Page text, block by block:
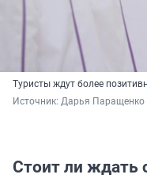
Туристы ждут более
Источник: Дарья Паращенко
Стоит ли ждать